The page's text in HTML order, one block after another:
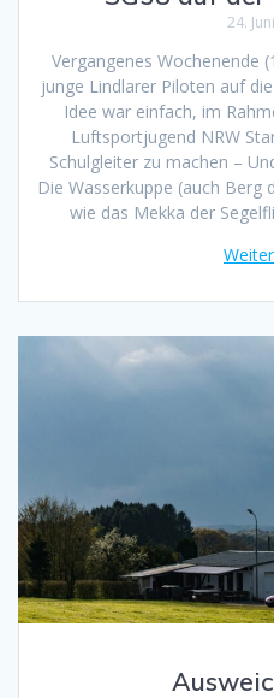
24.
Vergangenes Wochenende
junge Lindlarer Piloten auf
Idee war einfach, im
Luftsportjugend NRW
Schulgleiter zu machen –
Die Wasserkuppe (auch Berg
wie das Mekka der